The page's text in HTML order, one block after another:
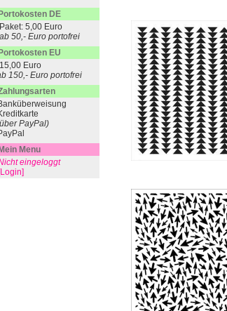
Portokosten DE
Paket: 5,00 Euro
ab 50,- Euro portofrei
Portokosten EU
15,00 Euro
150,- Euro portofrei
PayPal)
Mein Menu
eingeloggt
[Login]